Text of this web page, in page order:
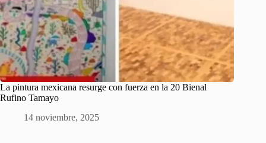
La pintura mexicana resurge con fuerza en la 20 Bienal
Rufino Tamayo
14 noviembre, 2025